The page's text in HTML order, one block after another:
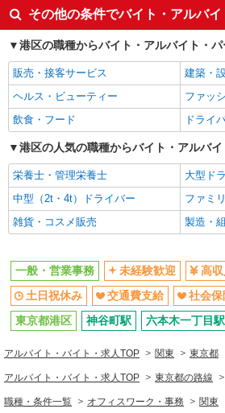
未経験歓迎
高収入・
土日祝休み
交通費
社会保険あり
同じ職種から求人を探す
オフィスワーク・
一般・営業事務
同じ特徴から求人を探す
未経験歓迎
土日祝
交通費支給
社会保
その他の条件でバイト・アルバ
港区の職種からバイト・アルバイト・
販売・接客サービス
建築・
ヘルス・ビューティー
ファッ
飲食・フード
ドライ
港区の人気の職種からバイト・アルバ
栄養士・管理栄養士
大型ド
中型（2t・4t）ドライバー
ファミ
雑貨・コスメ販売
製造・
一般・営業事務 未経験歓迎
高
土日祝休み
交通費支給
社会保
東京都港区
神谷町駅 六本木一丁目駅
アルバイト・バイト・求人TOP 関東 東京都
アルバイト・バイト・求人TOP 東京都の路線
職種・条件一覧 オフィスワーク・事務 関東